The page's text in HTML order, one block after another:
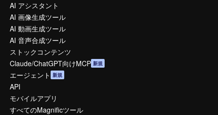
AI アシスタント
AI 画像生成ツール
AI 動画生成ツール
AI 音声合成ツール
ストックコンテンツ
Claude/ChatGPT向けMCP 新規
エージェント 新規
API
モバイルアプリ
すべてのMagnificツール